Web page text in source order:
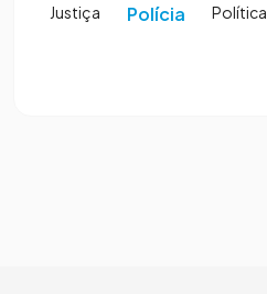
Justiça Polícia Política